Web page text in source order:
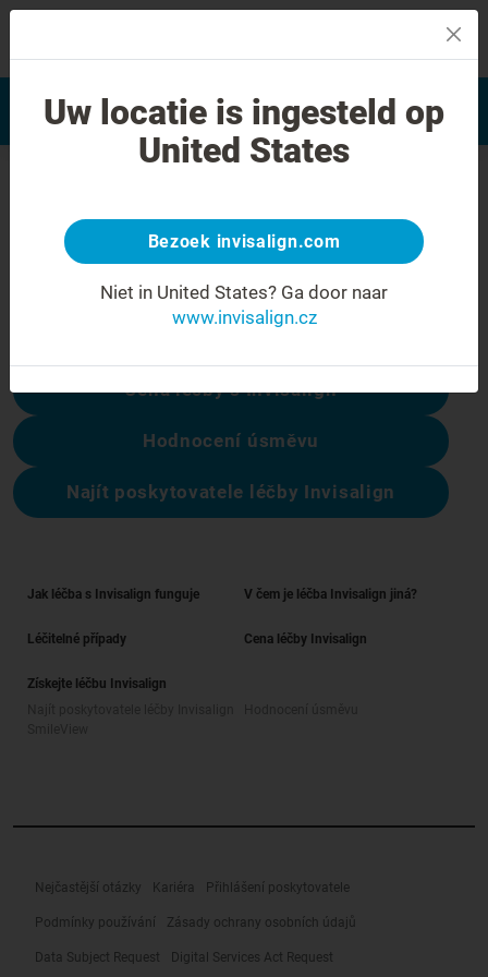
Hodnocení úsměvu
Najít poskytovatele léčby
Invisalign
Chyba 404
Přestaňte se mračit
Tato stránka není k dispozici, ale ostatní
Cena léčby s Invisalign
Hodnocení úsměvu
Najít poskytovatele léčby Invisalign
Jak léčba s Invisalign funguje V čem je léčba Invisalign jiná?
Léčitelné případy Cena léčby Invisalign
Získejte léčbu Invisalign
Nejčastější otázky Kariéra Přihlášení poskytovatele
Podmínky používání Zásady ochrany osobních údajů
Data Subject Request Digital Services Act Request
Uw locatie is ingesteld op
United States
Bezoek invisalign.com
Niet in United States? Ga door naar
www.invisalign.cz